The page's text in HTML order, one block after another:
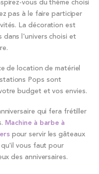
vous du thème choisi
pas à le faire participer
La décoration est
l'univers choisi et
de location de matériel
Pops sont
budget et vos envies.
qui fera frétiller
Machine à barbe à
pour servir les gâteaux
vous faut pour
des anniversaires.